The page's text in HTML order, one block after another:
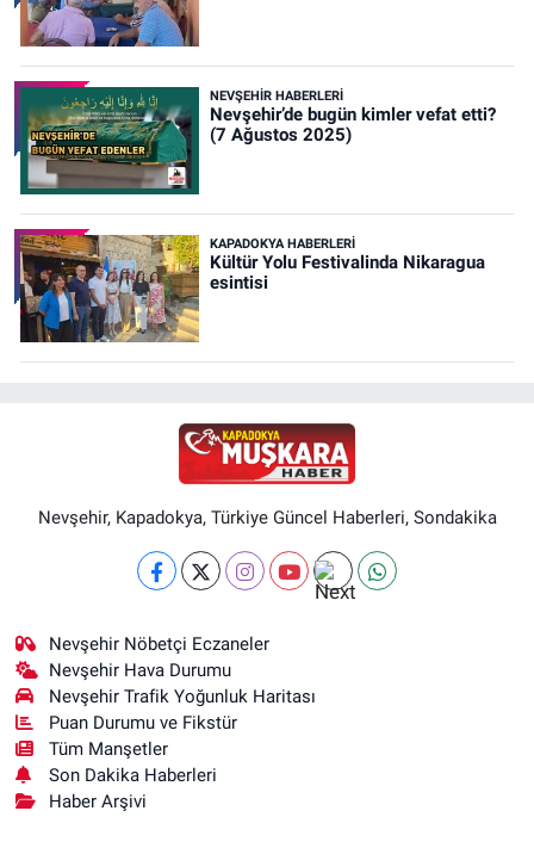
NEVŞEHIR HABERLERI
Nevşehir’de bugün kimler vefat etti?
(7 Ağustos 2025)
KAPADOKYA HABERLERI
Kültür Yolu Festivalinda Nikaragua
esintisi
Nevşehir, Kapadokya, Türkiye Güncel Haberleri, Sondakika
Nevşehir Nöbetçi Eczaneler
Nevşehir Hava Durumu
Nevşehir Trafik Yoğunluk Haritası
Puan Durumu ve Fikstür
Tüm Manşetler
Son Dakika Haberleri
Haber Arşivi